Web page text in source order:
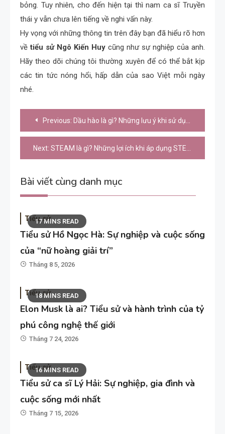
bỏng. Tuy nhiên, cho đến hiện tại thì nam ca sĩ Truyền
thái y vẫn chưa lên tiếng về nghi vấn này.
Hy vọng với những thông tin trên đây bạn đã hiểu rõ hơn
vềtiểu sử Ngô Kiến Huy cũng như sự nghiệp của anh.
Hãy theo dõi chúng tôi thường xuyên để có thể bắt kịp
các tin tức nóng hổi, hấp dẫn của sao Việt mỗi ngày
nhé.
Điều
hướng
bài
viết
Previous: Dầu hào là gì? Những lưu ý khi sử dụng dầu hào
Next: STEAM là gì? Những lợi ích khi áp dụng STEAM trong giảng dạy
Bài viết cùng danh mục
17 MINS READ
Tiểu sử
Tiểu sử Hồ Ngọc Hà: Sự nghiệp và cuộc sống
của “nữ hoàng giải trí”
Tháng 8 5, 2026
18 MINS READ
Tiểu sử
Elon Musk là ai? Tiểu sử và hành trình của tỷ
phú công nghệ thế giới
Tháng 7 24, 2026
16 MINS READ
Tiểu sử
Tiểu sử ca sĩ Lý Hải: Sự nghiệp, gia đình và
cuộc sống mới nhất
Tháng 7 15, 2026